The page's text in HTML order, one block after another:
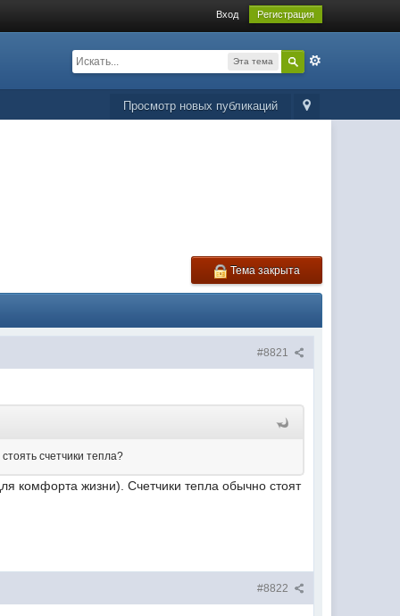
Вход Регистрация
Эта тема
Просмотр новых публикаций
Тема закрыта
#8821
счетчики тепла?
комфорта жизни). Счетчики тепла обычно стоят
#8822